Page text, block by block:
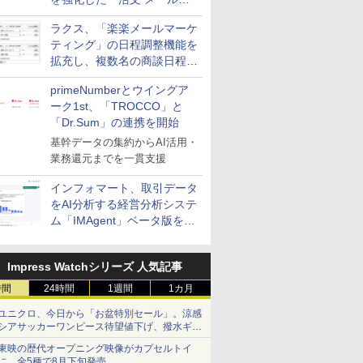
送信防止アドインサービス」
を提供
ラクス、「楽楽メールマーケ
ティング」の日程調整機能を
拡充し、複数名の商談日程調
整を効率化
primeNumberとウイングア
ーク1st、「TROCCO」と
「Dr.Sum」の連携を開始
基幹データの集約からAI活用・
業務還元までを一貫支援
インフォマート、取引データ
をAI分析する経営分析システ
ム「IMAgent」ベータ版を提
Impress Watchシリーズ 人気記事
24時間 1週間 1カ月
ニクロ、今日から「お盆特別セール」。涼感
アサッカーワンピース待望値下げ、撥水ギア
ョーツは1990円に
映の歴代オープニング映像がカプセルトイ